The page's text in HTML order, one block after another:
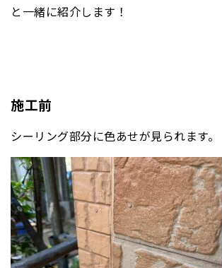
と一緒に紹介します！
施工前
シーリング部分に色あせが見られます。